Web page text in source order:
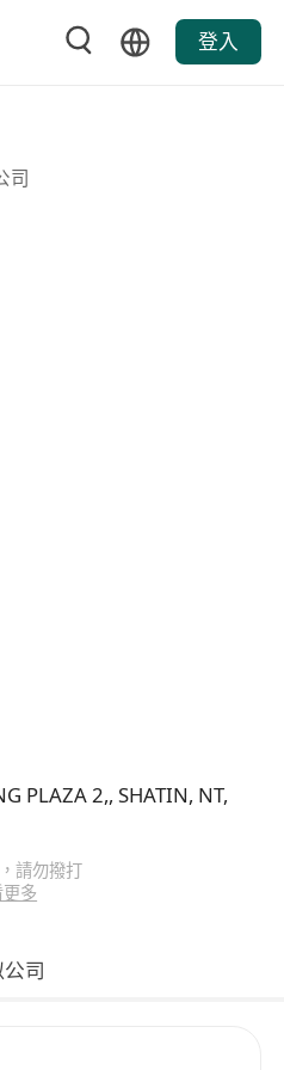
登入
司
PLAZA 2,, SHATIN, NT,
請勿撥打
多
司